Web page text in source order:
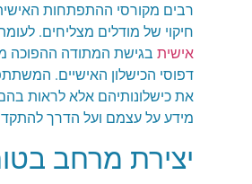
רבים מקורסי ההתפתחות
חיקוי של מודלים מצליחים.
אישית בגישת המתודה ההפוכה
דפוסי הכישלון האישיים.
את כישלונותיהם אלא לראות
מידע על עצמם ועל הדרך
יצירת מרחב